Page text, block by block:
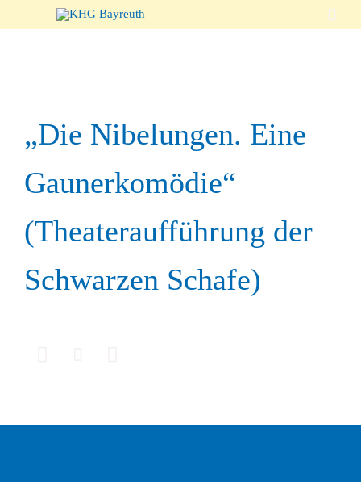

„Die Nibelungen. Eine
Gaunerkomödie“
(Theateraufführung der
Schwarzen Schafe)